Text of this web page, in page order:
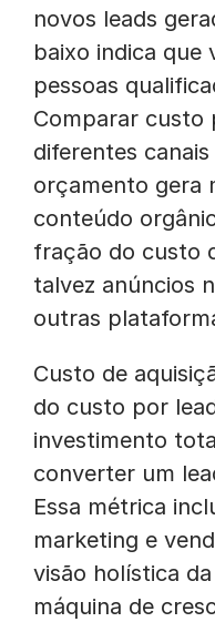
novos leads
baixo indica que
pessoas
Comparar custo
diferentes
orçamento gera
conteúdo
fração do custo
talvez anúncios
outras
Custo de
do custo por
investimento
converter um
Essa métrica
marketing e
visão holística
máquina de